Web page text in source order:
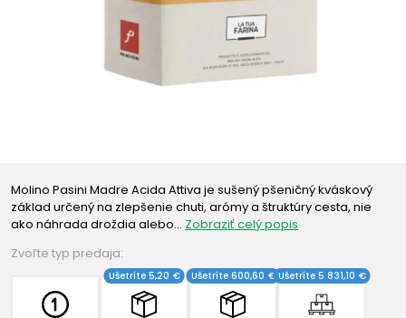
Molino Pasini Madre Acida Attiva je sušený pšeničný kváskový
základ určený na zlepšenie chuti, arómy a štruktúry cesta, nie
ako náhrada droždia alebo… Zobraziť celý popis
Zvoľte typ predaja:
Ušetríte 5,20 € Ušetríte 600,60 € Ušetríte 5 831,10 €